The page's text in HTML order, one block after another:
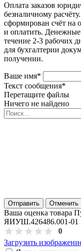
Оплата заказов
безналичному
сформирован счёт на
и оплатить. Денежные
течение 2-3 рабочих
для бухгалтерии
получении.
Ваше имя*
Текст сообщения*
Перетащите файлы
Ничего не найдено
Отправить Отменить
Ваша оценка товара
ЯИУШ.426486.001-01
0
Загрузить